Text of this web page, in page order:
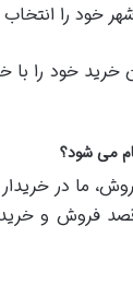
خود را
خود را
می شود؟
ما در
فروش و